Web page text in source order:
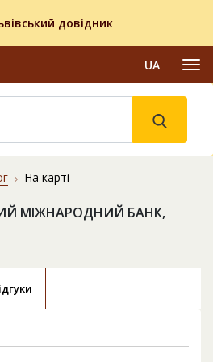
довідник
UA
На карті
МІЖНАРОДНИЙ БАНК,